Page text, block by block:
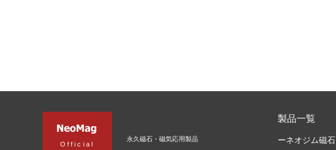
Official
永久磁石・磁気応用製品
製品一覧
ーネオジム磁石